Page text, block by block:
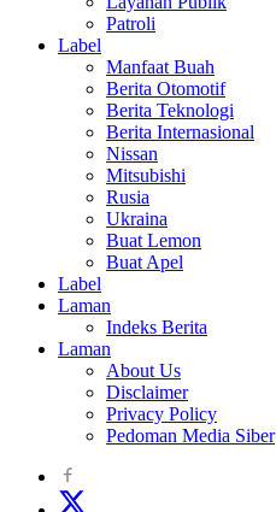
Patroli
Label
Manfaat Buah
Berita Otomotif
Berita Teknologi
Berita Internasional
Nissan
Mitsubishi
Rusia
Ukraina
Buat Lemon
Buat Apel
Label
Laman
Indeks Berita
Laman
About Us
Disclaimer
Privacy Policy
Pedoman Media Siber